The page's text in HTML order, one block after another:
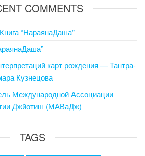
COMMENTS
Книга “НараянаДаша”
карт рождения — Тантра-
Кузнецова
Международной Ассоциации
Джйотиш (МАВаДж)
TAGS